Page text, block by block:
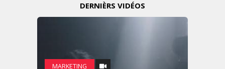
DERNIÈRS VIDÉOS
MARKETING